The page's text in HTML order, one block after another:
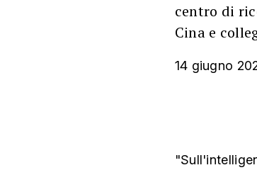
centro di
Cina e
14 giugno